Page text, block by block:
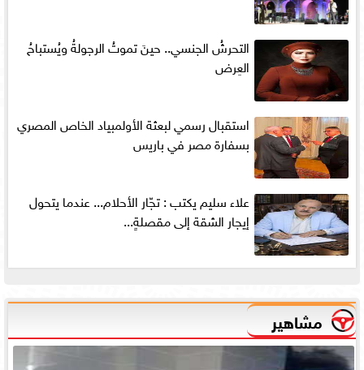
التحرشُ الجنسي.. حينَ تموتُ الرجولةُ ويُستباحُ
العِرض
استقبال رسمي لبعثة الأولمبياد الخاص المصري
بسفارة مصر في باريس
علاء سليم يكتب : تجّار الأحلام... عندما يتحول
إيجار الشقة إلى مقصلةٍ...
مشاهير